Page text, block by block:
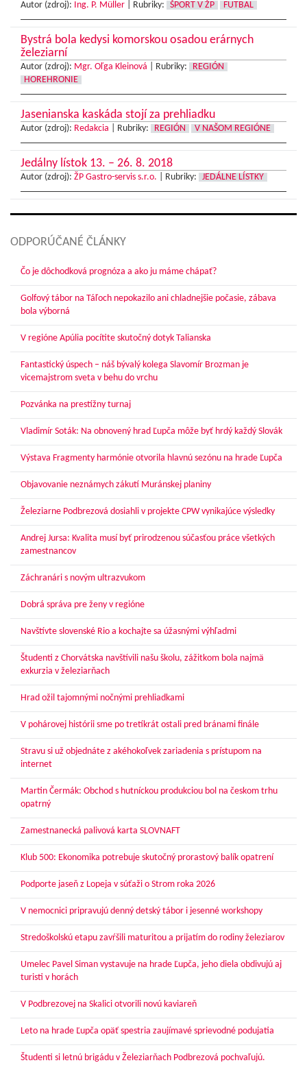
Autor (zdroj): Ing. P. Müller Rubriky: ŠPORT V ŽP FUTBAL
Bystrá bola kedysi komorskou osadou erárnych
železiarní
Autor (zdroj): Mgr. Oľga Kleinová Rubriky:
REGIÓN
HOREHRONIE
Jasenianska kaskáda stojí za prehliadku
Autor (zdroj): Redakcia Rubriky: REGIÓN V NAŠOM REGIÓNE
Jedálny lístok 13. – 26. 8. 2018
Autor (zdroj): ŽP Gastro-servis s.r.o. Rubriky: JEDÁLNE LÍSTKY
ODPORÚČANÉ ČLÁNKY
Čo je dôchodková prognóza a ako ju máme chápať?
Golfový tábor na Táľoch nepokazilo ani chladnejšie počasie, zábava
bola výborná
V regióne Apúlia pocítite skutočný dotyk Talianska
Fantastický úspech – náš bývalý kolega Slavomír Brozman je
vicemajstrom sveta v behu do vrchu
Pozvánka na prestížny turnaj
Vladimír Soták: Na obnovený hrad Ľupča môže byť hrdý každý Slovák
Výstava Fragmenty harmónie otvorila hlavnú sezónu na hrade Ľupča
Objavovanie neznámych zákutí Muránskej planiny
Železiarne Podbrezová dosiahli v projekte CPW vynikajúce výsledky
Andrej Jursa: Kvalita musí byť prirodzenou súčasťou práce všetkých
zamestnancov
Záchranári s novým ultrazvukom
Dobrá správa pre ženy v regióne
Navštívte slovenské Rio a kochajte sa úžasnými výhľadmi
Študenti z Chorvátska navštívili našu školu, zážitkom bola najmä
exkurzia v železiarňach
Hrad ožil tajomnými nočnými prehliadkami
V pohárovej histórii sme po tretíkrát ostali pred bránami finále
Stravu si už objednáte z akéhokoľvek zariadenia s prístupom na
internet
Martin Čermák: Obchod s hutníckou produkciou bol na českom trhu
opatrný
Zamestnanecká palivová karta SLOVNAFT
Klub 500: Ekonomika potrebuje skutočný prorastový balík opatrení
Podporte jaseň z Lopeja v súťaži o Strom roka 2026
V nemocnici pripravujú denný detský tábor i jesenné workshopy
Stredoškolskú etapu zavŕšili maturitou a prijatím do rodiny železiarov
Umelec Pavel Siman vystavuje na hrade Ľupča, jeho diela obdivujú aj
turisti v horách
V Podbrezovej na Skalici otvorili novú kaviareň
Leto na hrade Ľupča opäť spestria zaujímavé sprievodné podujatia
Študenti si letnú brigádu v Železiarňach Podbrezová pochvaľujú.